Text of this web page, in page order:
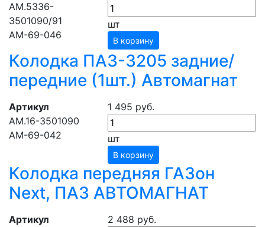
АМ.5336-
3501090/91
АМ-69-046
шт
В корзину
Колодка ПАЗ-3205 задние/
передние (1шт.) Автомагнат
Артикул
АМ.16-3501090
АМ-69-042
1 495 руб.
шт
В корзину
Колодка передняя ГАЗон
Next, ПАЗ АВТОМАГНАТ
Артикул
2 488 руб.